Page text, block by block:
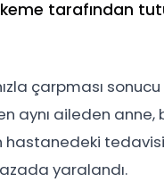
tarafından
hızla çarpması
aileden anne,
yaralandı.